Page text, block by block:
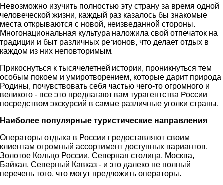
Невозможно изучить полностью эту страну за время одной
человеческой жизни, каждый раз казалось бы знакомые
места открываются с новой, неизведанной стороны.
Многонациональная культура наложила свой отпечаток на
традиции и быт различных регионов, что делает отдых в
каждом из них неповторимым.
Прикоснуться к тысячелетней истории, проникнуться тем
особым покоем и умиротворением, которые дарит природа
Родины, почувствовать себя частью чего-то огромного и
великого - все это предлагают вам турагентства России
посредством экскурсий в самые различные уголки страны.
Наиболее популярные туристические направления
Операторы отдыха в России предоставляют своим
клиентам огромный ассортимент доступных вариантов.
Золотое Кольцо России, Северная столица, Москва,
Байкал, Северный Кавказ - и это далеко не полный
перечень того, что могут предложить операторы.